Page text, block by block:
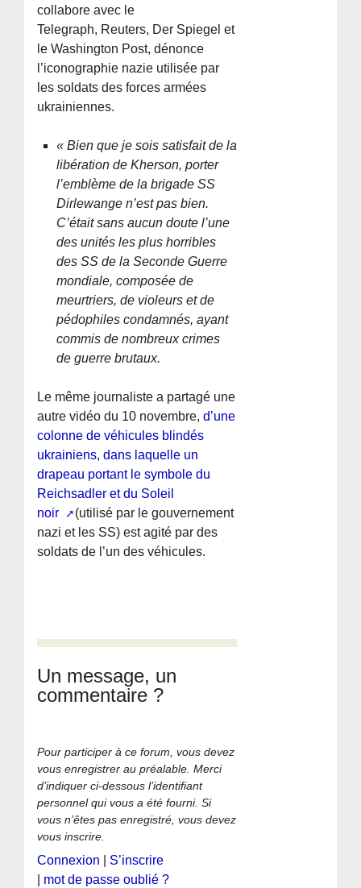
collabore avec le
Telegraph, Reuters, Der Spiegel et
le Washington Post, dénonce
l’iconographie nazie utilisée par
les soldats des forces armées
ukrainiennes.
« Bien que je sois satisfait de la
libération de Kherson, porter
l’emblème de la brigade SS
Dirlewange n’est pas bien.
C’était sans aucun doute l’une
des unités les plus horribles
des SS de la Seconde Guerre
mondiale, composée de
meurtriers, de violeurs et de
pédophiles condamnés, ayant
commis de nombreux crimes
de guerre brutaux.
Le même journaliste a partagé une
autre vidéo du 10 novembre,d’une
colonne de véhicules blindés
ukrainiens, dans laquelle un
drapeau portant le symbole du
Reichsadler et du Soleil
noir
(utilisé par le gouvernement
nazi et les SS) est agité par des
soldats de l’un des véhicules.
Un message, un
commentaire ?
Pour participer à ce forum, vous devez
vous enregistrer au préalable. Merci
d’indiquer ci-dessous l’identifiant
personnel qui vous a été fourni. Si
vous n’êtes pas enregistré, vous devez
vous inscrire.
Connexion
S’inscrire
mot de passe oublié ?